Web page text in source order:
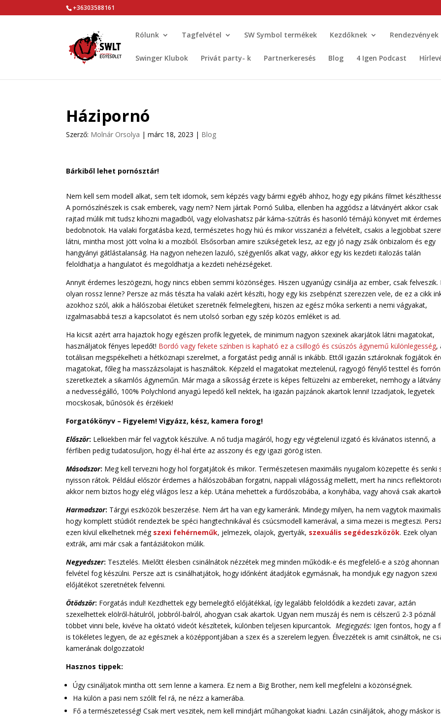
+36303588161
Rólunk Tagfelvétel SW Symbol termékek Kezdőknek Rendezvények
Swinger Klubok Privát party- k Partnerkeresés Blog 4 Igen Podcast
Házipornó
Szerző: Molnár Orsolya |márc 18, 2023 | Blog
Bárkiből lehet pornósztár!
Nem kell sem modell alkat, sem telt idomok, sem képzés vagy bármi egyéb ahhoz, hogy egy pikáns filmet
A pornószínészek is csak emberek, vagy nem? Nem jártak Pornó Suliba, ellenben ha aggódsz a látványért akkor csak
rajtad múlik mit tudsz kihozni magadból, vagy elolvashatsz pár káma-szútrás és hasonló témájú könyvet mit érdemes
bedobnotok. Ha valaki forgatásba kezd, természetes hogy hiú és mikor visszanézi a felvételt, csakis a legjobbat
látni, mintha most jött volna ki a moziból. Elsősorban amire szükségetek lesz, az egy jó nagy zsák önbizalom és egy
hangyányi gátlástalanság. Ha nagyon nehezen lazuló, szégyenlős alkat vagy, akkor egy kis kezdeti italozás talán
feloldhatja a hangulatot és megoldhatja a kezdeti nehézségeket.
Annyit érdemes leszögezni, hogy nincs ebben semmi közönséges. Hiszen ugyanúgy csinálja az ember, csak felveszik.
olyan rossz lenne? Persze az más tészta ha valaki azért készíti, hogy egy kis zsebpénzt szerezzen vele, de ez a cikk
azokhoz szól, akik a hálószobai életüket szeretnék felmelegíteni, hiszen az egész móka serkenti a nemi vágyakat,
izgalmasabbá teszi a kapcsolatot és nem utolsó sorban egy szép közös emléket is ad.
Ha kicsit azért arra hajaztok hogy egészen profik legyetek, de minimum nagyon szexinek akarjátok látni magatokat,
használjatok fényes lepedőt! Bordó vagy fekete színben is kapható ez a csillogó és csúszós ágynemű különlegesség,
totálisan megspékelheti a hétköznapi szerelmet, a forgatást pedig annál is inkább. Ettől igazán sztároknak fogjátok
magatokat, főleg ha masszázsolajat is használtok. Képzeld el magatokat meztelenül, ragyogó fénylő testtel és forrón
szeretkeztek a sikamlós ágyneműn. Már maga a síkosság érzete is képes feltüzelni az embereket, nemhogy a
a nedvességálló, 100% Polychlorid anyagú lepedő kell nektek, ha igazán pajzánok akartok lenni! Izzadjatok, legyetek
mocskosak, bűnösök és érzékiek!
Forgatókönyv – Figyelem! Vigyázz, kész, kamera forog!
Először: Lelkiekben már fel vagytok készülve. A nő tudja magáról, hogy egy végtelenül izgató és kívánatos istennő, a
férfiben pedig tudatosuljon, hogy él-hal érte az asszony és egy igazi görög isten.
Másodszor: Meg kell tervezni hogy hol forgatjátok és mikor. Természetesen maximális nyugalom közepette és senki
nyisson rátok. Például először érdemes a hálószobában forgatni, nappali világosság mellett, mert ha nincs
akkor nem biztos hogy elég világos lesz a kép. Utána mehettek a fürdőszobába, a konyhába, vagy ahová csak
Harmadszor: Tárgyi eszközök beszerzése. Nem árt ha van egy kameránk. Mindegy milyen, ha nem vagytok
hogy komplett stúdiót rendeztek be spéci hangtechnikával és csúcsmodell kamerával, a sima mezei is megteszi.
ezen kívül elkelhetnek még szexi fehérneműk, jelmezek, olajok, gyertyák, szexuális segédeszközök. Ezek olyan
extrák, ami már csak a fantáziátokon múlik.
Negyedszer: Tesztelés. Mielőtt élesben csinálnátok nézzétek meg minden működik-e és megfelelő-e a szög ahonnan
felvétel fog készülni. Persze azt is csinálhatjátok, hogy időnként átadjátok egymásnak, ha mondjuk egy nagyon szexi
előjátékot szeretnétek felvenni.
Ötödször: Forgatás indul! Kezdhettek egy bemelegítő előjátékkal, így legalább feloldódik a kezdeti zavar, aztán
szexelhettek elölről-hátulról, jobbról-balról, ahogyan csak akartok. Ugyan nem muszáj és nem is célszerű 2-3 póznál
többet vinni bele, kivéve ha oktató videót készítetek, különben teljesen kipurcantok. Megjegyzés: Igen fontos, hogy a
is tökéletes legyen, de az egésznek a középpontjában a szex és a szerelem legyen. Élvezzétek is amit csináltok, ne
kamerának dolgozzatok!
Hasznos tippek:
Úgy csináljatok mintha ott sem lenne a kamera. Ez nem a Big Brother, nem kell megfelelni a közönségnek.
Ha külön a pasi nem szólít fel rá, ne nézz a kamerába.
Fő a természetesség! Csak mert veszitek, nem kell mindjárt műhangokat kiadni. Lazán csináljátok, ahogy máskor is.